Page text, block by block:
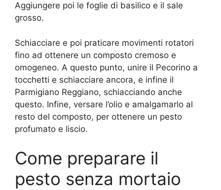
Aggiungere poi le foglie di basilico e il sale
grosso.
Schiacciare e poi praticare movimenti rotatori
fino ad ottenere un composto cremoso e
omogeneo. A questo punto, unire il Pecorino a
tocchetti e schiacciare ancora, e infine il
Parmigiano Reggiano, schiacciando anche
questo. Infine, versare l’olio e amalgamarlo al
resto del composto, per ottenere un pesto
profumato e liscio.
Come preparare il
pesto senza mortaio